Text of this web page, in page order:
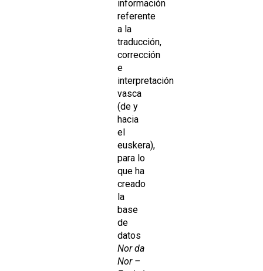
información
referente
a la
traducción,
corrección
e
interpretación
vasca
(de y
hacia
el
euskera),
para lo
que ha
creado
la
base
de
datos
Nor da
Nor –